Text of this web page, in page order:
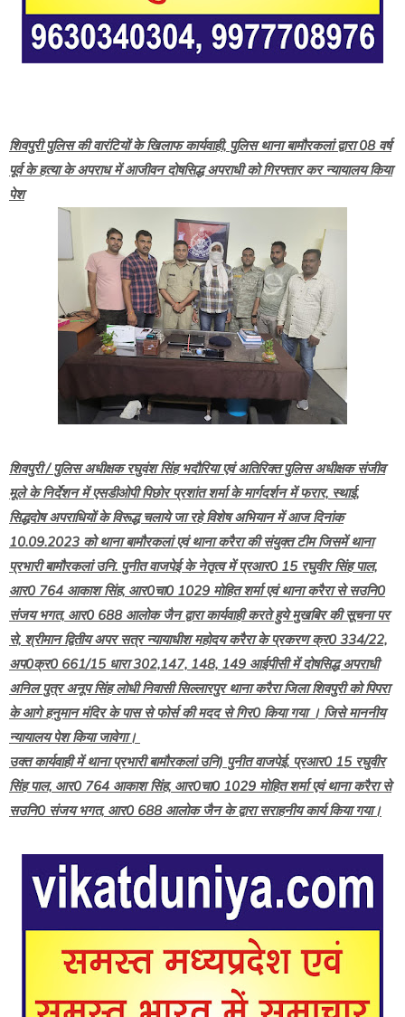
शिवपुरी पुलिस की वारंटियों के खिलाफ कार्यवाही, पुलिस थाना बामौरकलां द्वारा 08 वर्ष
पूर्व के हत्या के अपराध में आजीवन दोषसिद्ध अपराधी को गिरफ्तार कर न्यायालय किया
पेश
शिवपुरी / पुलिस अधीक्षक रघुवंश सिंह भदौरिया एवं अतिरिक्त पुलिस अधीक्षक संजीव
मूले के निर्देशन में एसडीओपी पिछोर प्रशांत शर्मा के मार्गदर्शन में फरार, स्थाई,
सिद्धदोष अपराधियों के विरूद्ध चलाये जा रहे विशेष अभियान में आज दिनांक
10.09.2023 को थाना बामौरकलां एवं थाना करैरा की संयुक्त टीम जिसमें थाना
प्रभारी बामौरकलां उनि. पुनीत वाजपेई के नेतृत्व में प्रआर0 15 रघुवीर सिंह पाल,
आर0 764 आकाश सिंह, आर0चा0 1029 मोहित शर्मा एवं थाना करैरा से सउनि0
संजय भगत, आर0 688 आलोक जैन द्वारा कार्यवाही करते हुये मुखबिर की सूचना पर
से, श्रीमान द्वितीय अपर सत्र न्यायाधीश महोदय करैरा के प्रकरण क्र0 334/22,
अप0क्र0 661/15 धारा 302,147, 148, 149 आईपीसी में दोषसिद्ध अपराधी
अनिल पुत्र अनूप सिंह लोधी निवासी सिल्लारपुर थाना करैरा जिला शिवपुरी को पिपरा
के आगे हनुमान मंदिर के पास से फोर्स की मदद से गिर0 किया गया । जिसे माननीय
न्यायालय पेश किया जावेगा।
उक्त कार्यवाही में थाना प्रभारी बामौरकलां उनि) पुनीत वाजपेई, प्रआर0 15 रघुवीर
सिंह पाल, आर0 764 आकाश सिंह, आर0चा0 1029 मोहित शर्मा एवं थाना करैरा से
सउनि0 संजय भगत, आर0 688 आलोक जैन के द्वारा सराहनीय कार्य किया गया।